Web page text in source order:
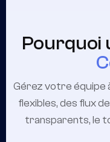
Pourquoi
Gérez votre équipe
flexibles, des flux
transparents, le